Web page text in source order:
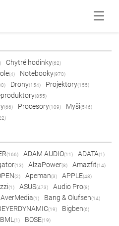
Chytré hodinky(62)
(4) Notebooky(970)
Drony(154) Projektory(155)
(855)
(66) Procesory(109) Myši(546)
(166) ADAM AUDIO(11) ADATA(1)
(13) AlzaPower(8) Amazfit(14)
(2) Apeman(3) APPLE(48)
(1) ASUS(473) Audio Pro(8)
AverMedia(1) Bang & Olufsen(14)
(19) Bigben(6)
BML (1) BOSE(19)